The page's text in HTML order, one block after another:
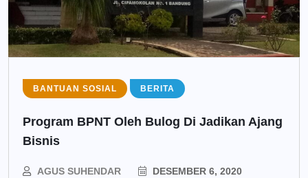
BANTUAN SOSIAL BERITA
Program BPNT Oleh Bulog Di Jadikan Ajang
Bisnis
AGUS SUHENDAR DESEMBER 6, 2020